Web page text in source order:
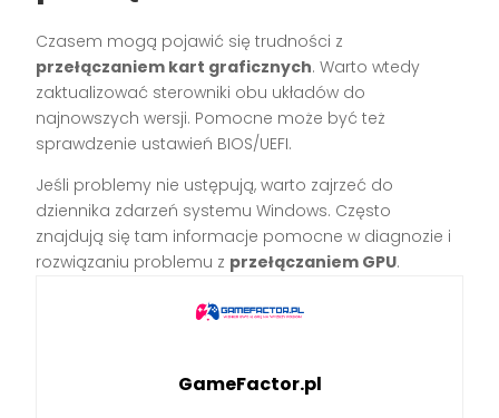
Czasem mogą pojawić się trudności z
przełączaniem kart graficznych. Warto wtedy
zaktualizować sterowniki obu układów do
najnowszych wersji. Pomocne może być też
sprawdzenie ustawień BIOS/UEFI.
Jeśli problemy nie ustępują, warto zajrzeć do
dziennika zdarzeń systemu Windows. Często
znajdują się tam informacje pomocne w diagnozie i
rozwiązaniu problemu z przełączaniem GPU.
GameFactor.pl